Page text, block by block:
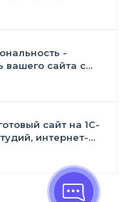
-
вашего сайта с
сайт на 1C-
интернет-